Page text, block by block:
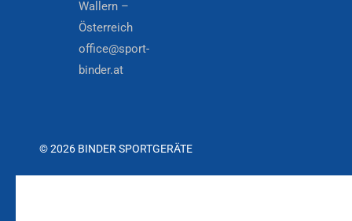
Wallern –
Österreich
office@sport-
binder.at
© 2026 BINDER SPORTGERÄTE